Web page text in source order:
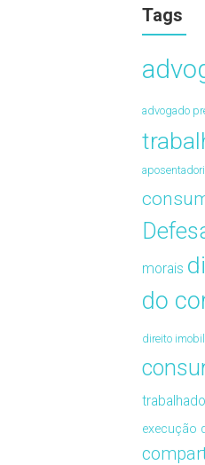
Tags
advogado
morais
do
direito
execução